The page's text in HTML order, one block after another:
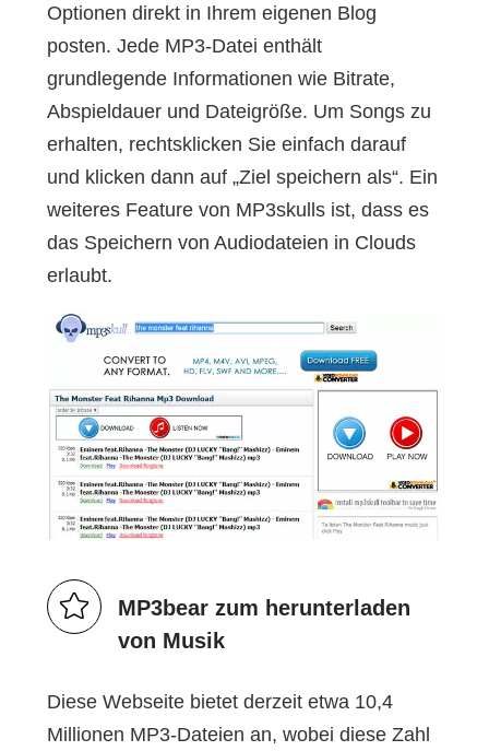
Optionen direkt in Ihrem eigenen Blog
posten. Jede MP3-Datei enthält
grundlegende Informationen wie Bitrate,
Abspieldauer und Dateigröße. Um Songs zu
erhalten, rechtsklicken Sie einfach darauf
und klicken dann auf „Ziel speichern als“. Ein
weiteres Feature von MP3skulls ist, dass es
das Speichern von Audiodateien in Clouds
erlaubt.
MP3bear zum herunterladen
von Musik
Diese Webseite bietet derzeit etwa 10,4
Millionen MP3-Dateien an, wobei diese Zahl